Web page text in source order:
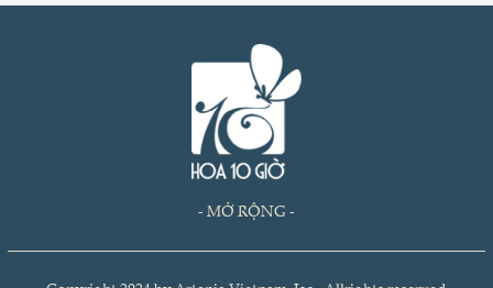
- MỞ RỘNG -